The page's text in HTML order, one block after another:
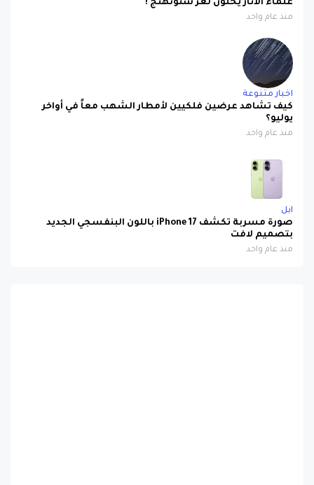
علماء الآثار يحلون لغز ستونهنج !
منذ عام واحد
اخبار متنوعة
كيف تشاهد عرضين فلكيين لأمطار الشهب معاً في أواخر
يوليو؟
منذ عام واحد
ابل
صورة مسربة تكشف iPhone 17 باللون البنفسجي الجديد
بتصميم لافت
منذ عام واحد